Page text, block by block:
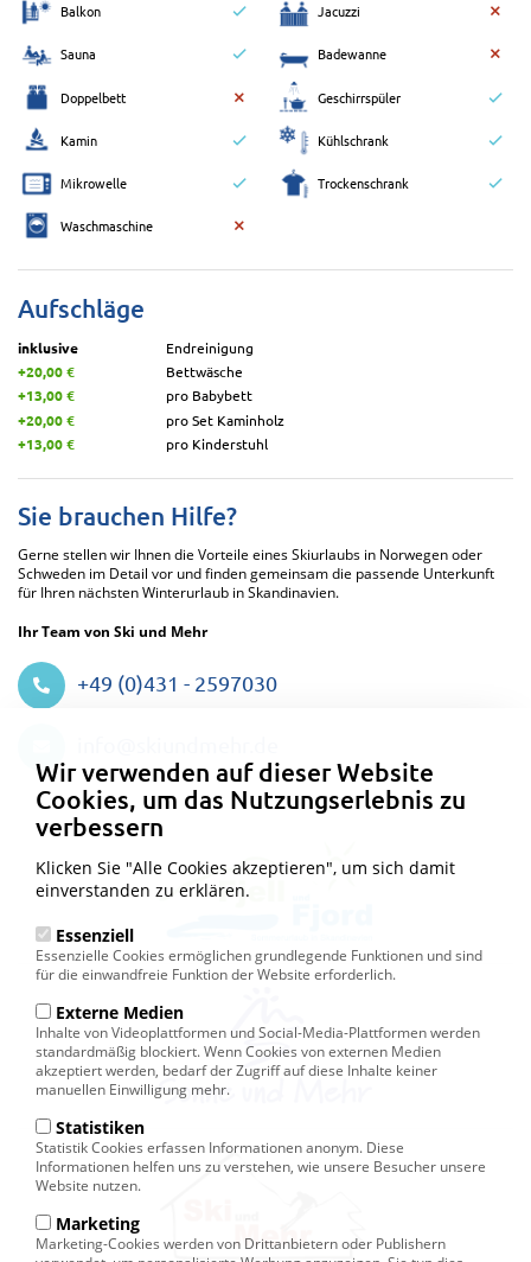
Balkon Jacuzzi
Sauna Badewanne
Doppelbett Geschirrspüler
Kamin Kühlschrank
Mikrowelle Trockenschrank
Waschmaschine
Aufschläge
inklusive
Endreinigung
+20,00 €
Bettwäsche
+13,00 €
pro Babybett
+20,00 €
pro Set Kaminholz
+13,00 €
pro Kinderstuhl
Sie brauchen Hilfe?
Gerne stellen wir Ihnen die Vorteile eines Skiurlaubs in Norwegen oder
Schweden im Detail vor und finden gemeinsam die passende Unterkunft
für Ihren nächsten Winterurlaub in Skandinavien.
Ihr Team von Ski und Mehr
+49 (0)431 - 2597030
Wir verwenden auf dieser Website
Cookies, um das Nutzungserlebnis zu
verbessern
Klicken Sie "Alle Cookies akzeptieren", um sich damit
einverstanden zu erklären.
Essenziell
Essenzielle Cookies ermöglichen grundlegende Funktionen und sind
für die einwandfreie Funktion der Website erforderlich.
Externe Medien
Inhalte von Videoplattformen und Social-Media-Plattformen werden
standardmäßig blockiert. Wenn Cookies von externen Medien
akzeptiert werden, bedarf der Zugriff auf diese Inhalte keiner
manuellen Einwilligung mehr.
Statistiken
Statistik Cookies erfassen Informationen anonym. Diese
Informationen helfen uns zu verstehen, wie unsere Besucher unsere
Website nutzen.
Marketing
Marketing-Cookies werden von Drittanbietern oder Publishern